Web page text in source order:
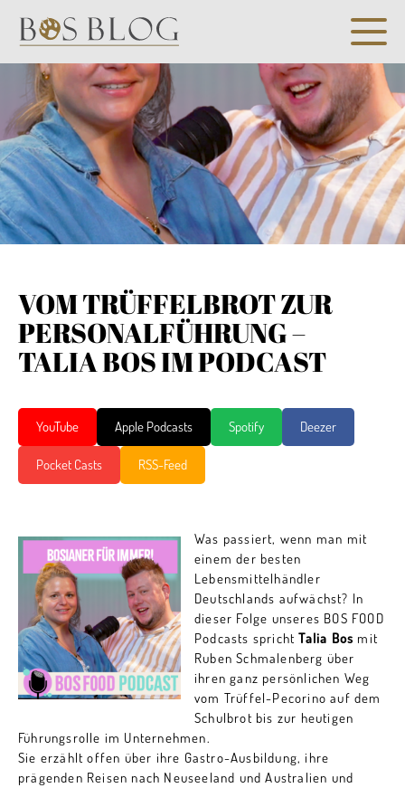
VOM TRÜFFELBROT ZUR
PERSONALFÜHRUNG –
TALIA BOS IM PODCAST
YouTube Apple Podcasts Spotify Deezer
Pocket Casts RSS-Feed
Was passiert, wenn man mit
einem der besten
Lebensmittelhändler
Deutschlands aufwächst? In
dieser Folge unseres BOS FOOD
Podcasts sprichtTalia Bos mit
Ruben Schmalenberg über
ihren ganz persönlichen Weg
vom Trüffel-Pecorino auf dem
Schulbrot bis zur heutigen
Führungsrolle im Unternehmen.
Sie erzählt offen über ihre Gastro-Ausbildung, ihre
prägenden Reisen nach Neuseeland und Australien und